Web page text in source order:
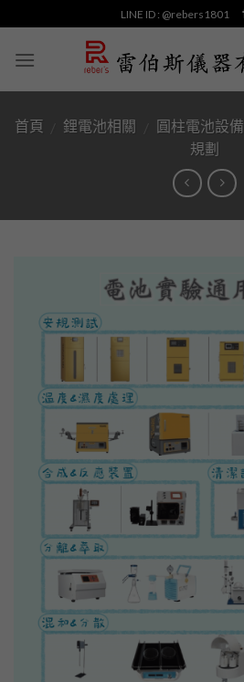
content
LINE ID : @rebers1801
首頁 鋰電池相關 圓柱電池設備
規劃